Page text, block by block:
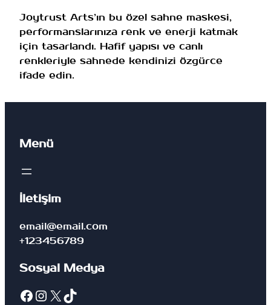
e
s
i
a
d
t
Joytrust Arts’ın bu özel sahne maskesi,
performanslarınıza renk ve enerji katmak
için tasarlandı. Hafif yapısı ve canlı
renkleriyle sahnede kendinizi özgürce
ifade edin.
Menü
İletişim
email@email.com
+123456789
Sosyal Medya
Facebook InstagramX TikTok